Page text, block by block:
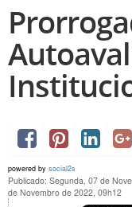
powered by social2s
Publicado: Segunda, 07 de
de Novembro de 2022, 09h12